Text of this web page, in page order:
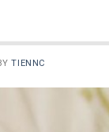
TIENNC